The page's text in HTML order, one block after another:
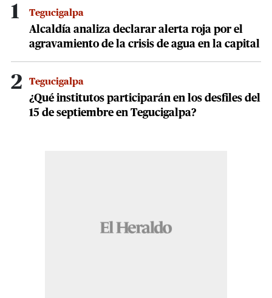
1 Tegucigalpa
Alcaldía analiza declarar alerta roja por el
agravamiento de la crisis de agua en la capital
2 Tegucigalpa
¿Qué institutos participarán en los desfiles del
15 de septiembre en Tegucigalpa?